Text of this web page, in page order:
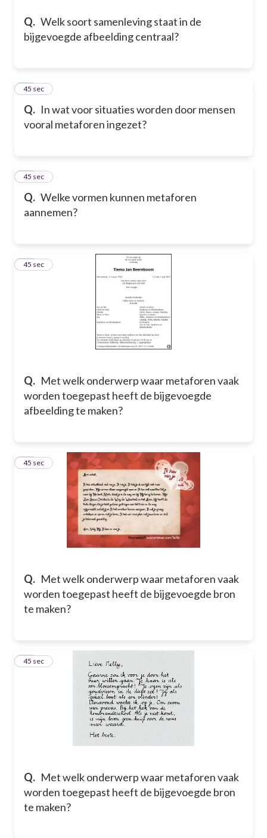
Q. Welk soort samenleving staat in de
bijgevoegde afbeelding centraal?
Q. In wat voor situaties worden door mensen
vooral metaforen ingezet?
29
45 sec
Q. Welke vormen kunnen metaforen
aannemen?
30
45 sec
Q. Met welk onderwerp waar metaforen vaak
worden toegepast heeft de bijgevoegde
afbeelding te maken?
31
45 sec
Q. Met welk onderwerp waar metaforen vaak
worden toegepast heeft de bijgevoegde bron
te maken?
32
45 sec
Q. Met welk onderwerp waar metaforen vaak
worden toegepast heeft de bijgevoegde bron
te maken?
33
45 sec